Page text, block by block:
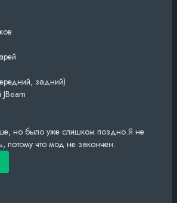
задний)
но было уже слишком поздно.Я не
потому что мод не закончен.